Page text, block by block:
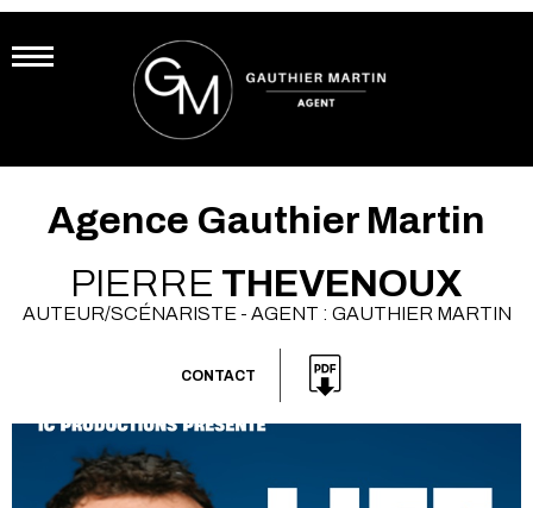
Agence Gauthier Martin
PIERRE THEVENOUX
AUTEUR/SCÉNARISTE - AGENT : GAUTHIER MARTIN
CONTACT